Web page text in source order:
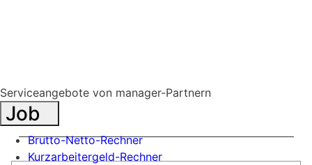
Serviceangebote von manager-Partnern
Job
Brutto-Netto-Rechner
Kurzarbeitergeld-Rechner